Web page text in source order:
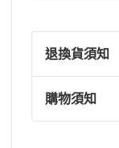
退換貨須知
退換貨規
(一)依
購物須知